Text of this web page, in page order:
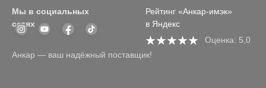
Анкар — ваш надёжный поставщик!
Мы в социальных
сетях
Рейтинг «Анкар-имэк»
в Яндекс
Оценка: 5,0